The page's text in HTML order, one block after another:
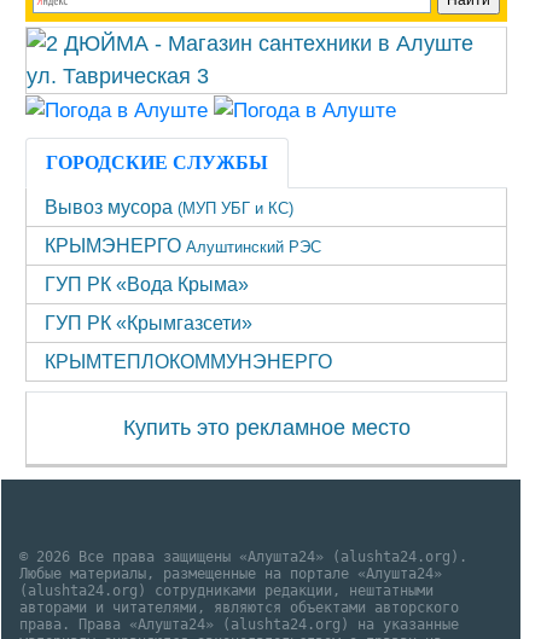
ГОРОДСКИЕ СЛУЖБЫ
Вывоз мусора (МУП УБГ и КС)
КРЫМЭНЕРГО Алуштинский РЭС
ГУП РК «Вода Крыма»
ГУП РК «Крымгазсети»
КРЫМТЕПЛОКОММУНЭНЕРГО
Купить это рекламное место
© 2026 Все права защищены «Алушта24» (alushta24.org).
Любые материалы, размещенные на портале «Алушта24»
(alushta24.org) сотрудниками редакции, нештатными
авторами и читателями, являются объектами авторского
права. Права «Алушта24» (alushta24.org) на указанные